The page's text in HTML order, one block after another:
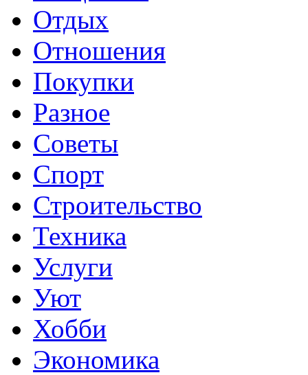
Отдых
Отношения
Покупки
Разное
Советы
Спорт
Строительство
Техника
Услуги
Уют
Хобби
Экономика